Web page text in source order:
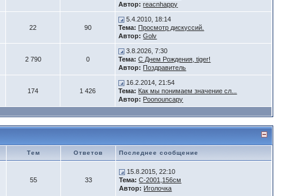
Автор: reacnhappy
22 90
5.4.2010, 18:14
Тема: Просмотр дискуссий.
Автор: Golv
2 790 0
3.8.2026, 7:30
Тема: С Днем Рождения, tiger!
Автор: Поздравитель
174 1 426
16.2.2014, 21:54
Тема: Как мы понимаем значение сл...
Автор: Poonouncapy
Тем Ответов Последнее сообщение
55 33
15.8.2015, 22:10
Тема: С-2001,156см
Автор: Иголочка